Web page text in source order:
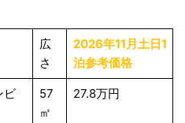
広
さ
2026年11月土日1
泊参考価格
ビ
57
㎡
27.8万円